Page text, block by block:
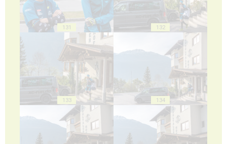
131 132
133 134